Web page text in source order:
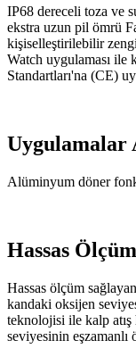
IP68 dereceli toza ve
ekstra uzun pil ömrü
kişiselleştirilebilir
Watch uygulaması
Standartları'na (CE)
Uygulamalar
Alüminyum döner
Hassas Ölçüm
Hassas ölçüm
kandaki oksijen
teknolojisi ile kalp atış
seviyesinin eşzamanlı